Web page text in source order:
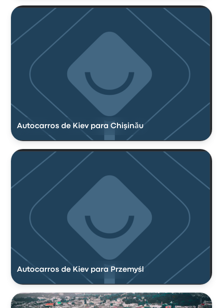
Autocarros de Kiev para Chişinău
Autocarros de Kiev para Przemyśl